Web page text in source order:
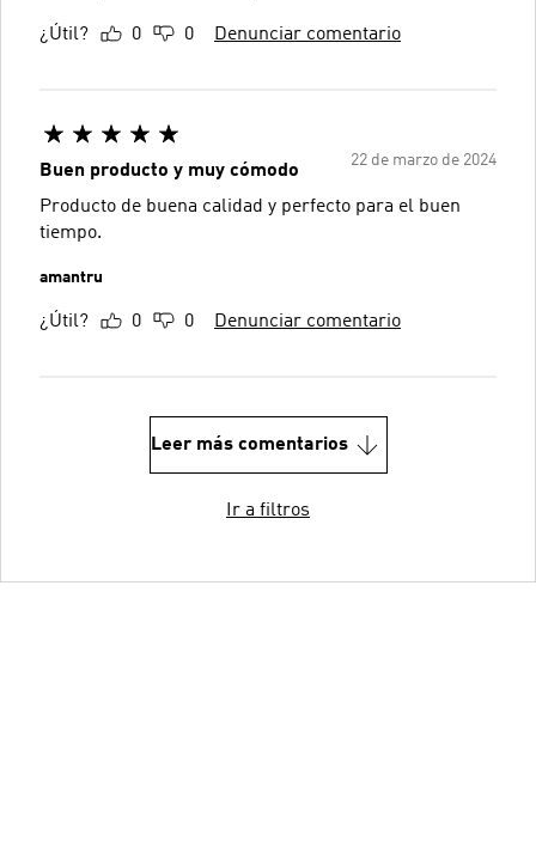
¿Útil? 0 0 Denunciar comentario
22 de marzo de 2024
Buen producto y muy cómodo
Producto de buena calidad y perfecto para el buen
tiempo.
amantru
¿Útil? 0 0 Denunciar comentario
Leer más comentarios
Ir a filtros